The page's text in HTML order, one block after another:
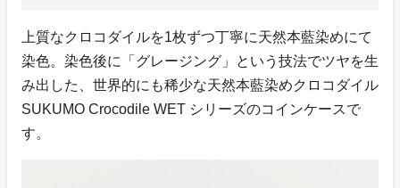
上質なクロコダイルを1枚ずつ丁寧に天然本藍染めにて
染色。染色後に「グレージング」という技法でツヤを生
み出した、世界的にも稀少な天然本藍染めクロコダイル
SUKUMO Crocodile WET シリーズのコインケースで
す。